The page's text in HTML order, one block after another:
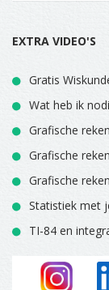
EXTRA VIDEO'S
Gratis
Wat heb ik
Grafische
Grafische
Grafische
Statistiek met
TI-84 en